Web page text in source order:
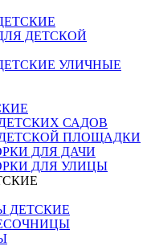
ДЕТСКОЙ
УЛИЧНЫЕ
САДОВ
ПЛОЩАДКИ
ДЛЯ ДАЧИ
ДЛЯ УЛИЦЫ
ДЕТСКИЕ